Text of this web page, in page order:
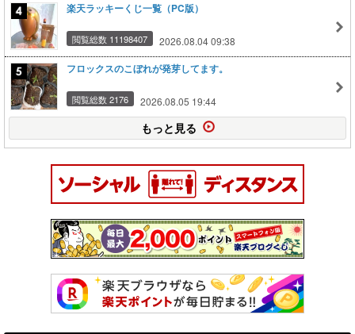
楽天ラッキーくじ一覧（PC版）
閲覧総数 11198407 2026.08.04 09:38
フロックスのこぼれが発芽してます。
閲覧総数 2176 2026.08.05 19:44
もっと見る